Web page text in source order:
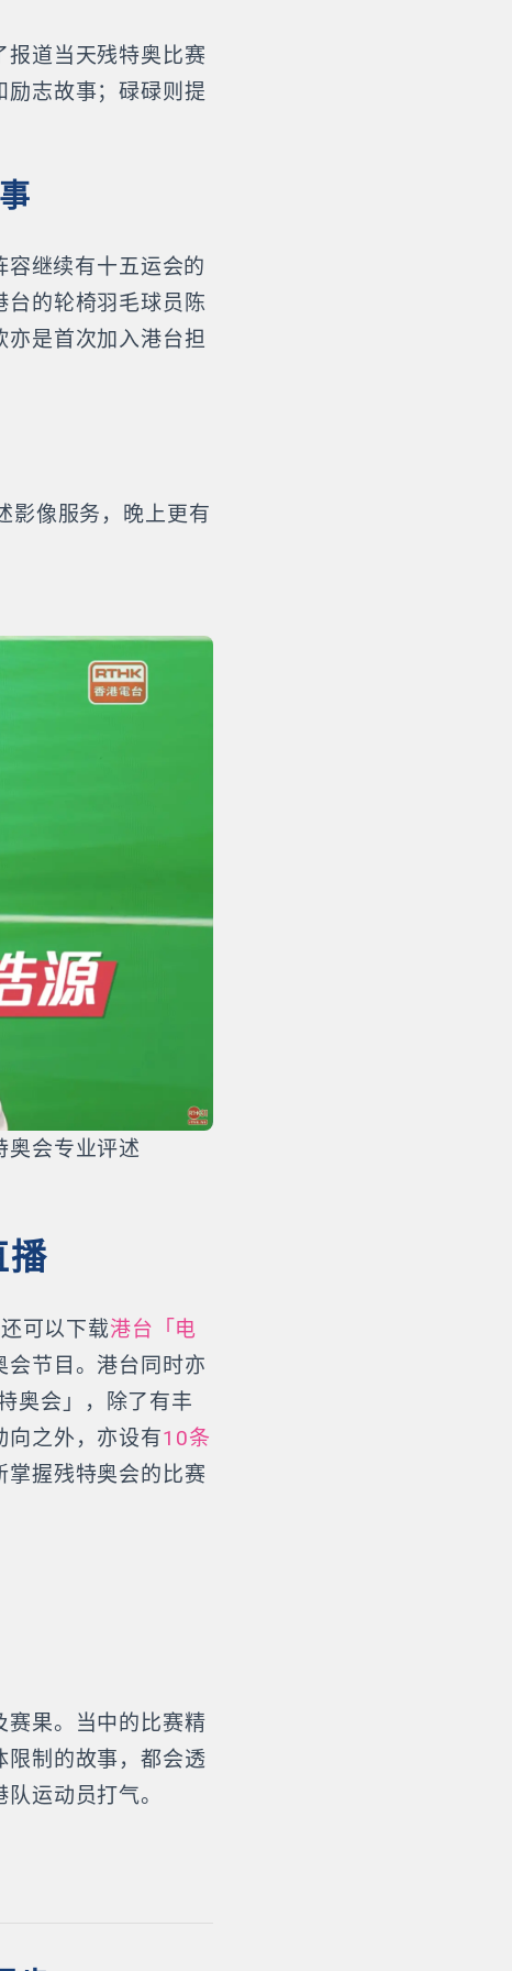
道当天残特奥比赛
志故事；碌碌则提
继续有十五运会的
的轮椅羽毛球员陈
是首次加入港台担
影像服务，晚上更有
奥会专业评述
播
可以下载港台「电
会节目。港台同时亦
奥会」，除了有丰
向之外，亦设有10条
掌握残特奥会的比赛
赛果。当中的比赛精
限制的故事，都会透
运动员打气。